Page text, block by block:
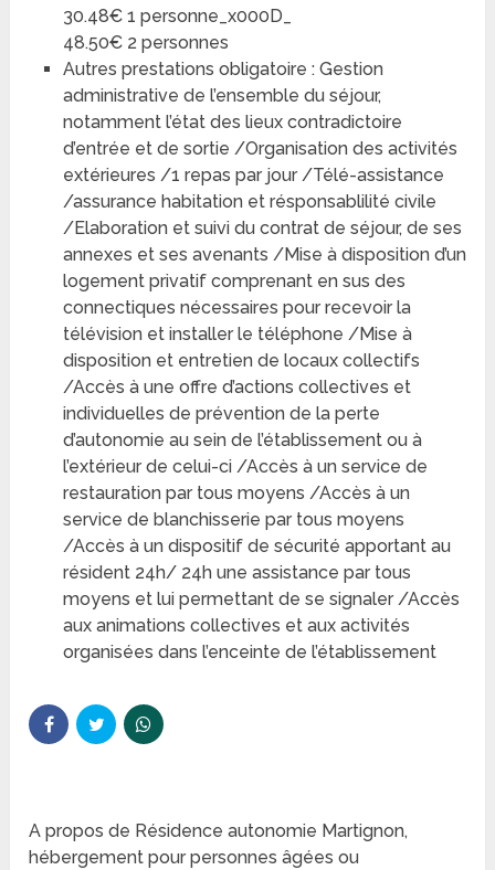
30.48€ 1 personne_x000D_
48.50€ 2 personnes
Autres prestations obligatoire : Gestion
administrative de l’ensemble du séjour,
notamment l’état des lieux contradictoire
d’entrée et de sortie /Organisation des activités
extérieures /1 repas par jour /Télé-assistance
/assurance habitation et résponsablilité civile
/Elaboration et suivi du contrat de séjour, de ses
annexes et ses avenants /Mise à disposition d’un
logement privatif comprenant en sus des
connectiques nécessaires pour recevoir la
télévision et installer le téléphone /Mise à
disposition et entretien de locaux collectifs
/Accès à une offre d’actions collectives et
individuelles de prévention de la perte
d’autonomie au sein de l’établissement ou à
l’extérieur de celui-ci /Accès à un service de
restauration par tous moyens /Accès à un
service de blanchisserie par tous moyens
/Accès à un dispositif de sécurité apportant au
résident 24h/ 24h une assistance par tous
moyens et lui permettant de se signaler /Accès
aux animations collectives et aux activités
organisées dans l’enceinte de l’établissement
A propos de Résidence autonomie Martignon,
hébergement pour personnes âgées ou